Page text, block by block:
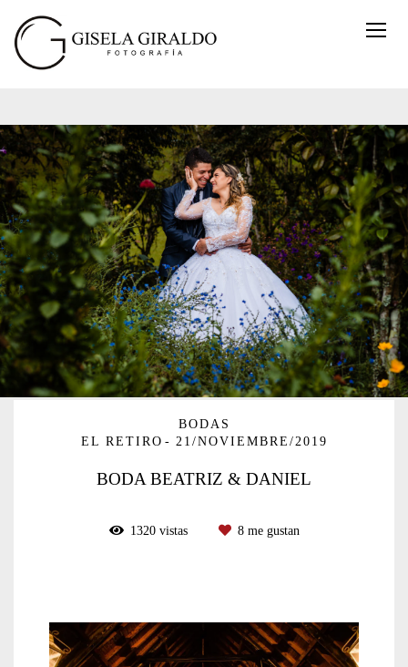
BODAS
EL RETIRO
21/NOVIEMBRE/2019
BODA BEATRIZ & DANIEL
1320vistas 8me gustan